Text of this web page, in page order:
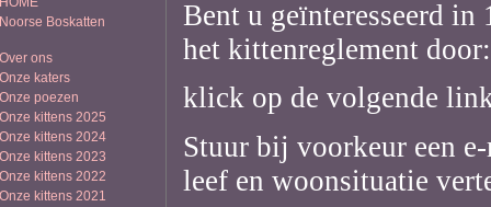
Noorse Boskatten
Over ons
Onze katers
Onze poezen
Onze kittens 2025
Onze kittens 2024
Onze kittens 2023
Onze kittens 2022
Onze kittens 2021
Bent u geïnteresseerd in
het kittenreglement door:
klick op de volgende
Stuur bij voorkeur een
leef en woonsituatie